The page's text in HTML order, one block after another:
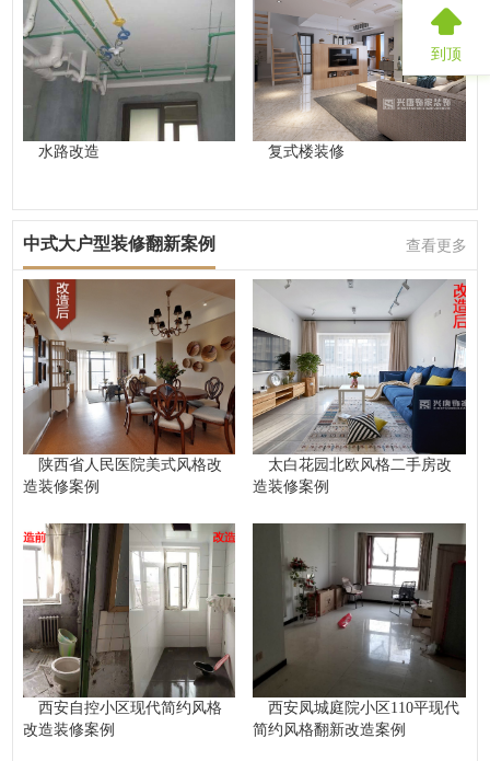
水路改造 复式楼装修
中式大户型装修翻新案例 查看更多
陕西省人民医院美式风格改
造装修案例
太白花园北欧风格二手房改
造装修案例
西安自控小区现代简约风格
改造装修案例
西安凤城庭院小区110平现代
简约风格翻新改造案例
到顶